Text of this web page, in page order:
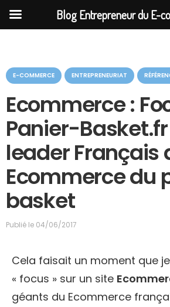
C
a
g
e
E-COMMERCE ENTREPRENEURIAT
Ecommerce :
Panier-
leader Français
Ecommerce du
basket
Publié le 04/06/2017
Cela faisait un moment que
« focus » sur un site
géants du Ecommerce
Blog Entrepreneur du E-